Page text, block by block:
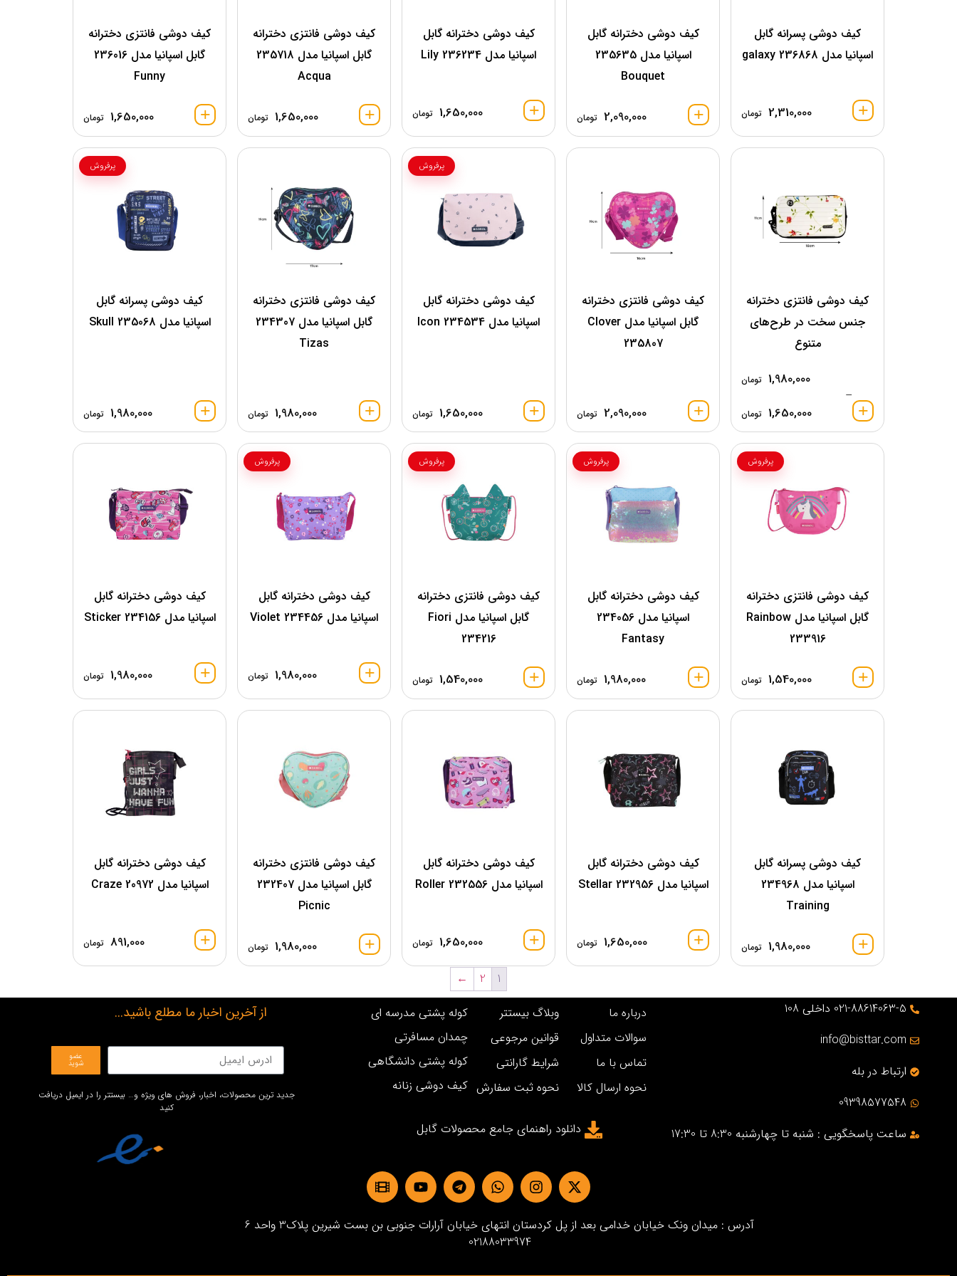
کیف دوشی پسرانه گابل
اسپانیا مدل 236868 galaxy
2,310,000 تومان
کیف دوشی دخترانه گابل
اسپانیا مدل 235635
Bouquet
2,090,000 تومان
کیف دوشی دخترانه گابل
اسپانیا مدل 236234 Lily
1,650,000 تومان
کیف دوشی فانتزی دخترانه
گابل اسپانیا مدل 235718
Acqua
1,650,000 تومان
کیف دوشی فانتزی دخترانه
گابل اسپانیا مدل 236016
Funny
1,650,000 تومان
کیف دوشی فانتزی دخترانه
جنس سخت در طرح‌های
متنوع
1,980,000 تومان
–
1,650,000 تومان
کیف دوشی فانتزی دخترانه
گابل اسپانیا مدل Clover
235807
2,090,000 تومان
کیف دوشی دخترانه گابل
اسپانیا مدل 234534 Icon
1,650,000 تومان
پرفروش
کیف دوشی فانتزی دخترانه
گابل اسپانیا مدل 234307
Tizas
1,980,000 تومان
کیف دوشی پسرانه گابل
اسپانیا مدل Skull 235068
1,980,000 تومان
پرفروش
کیف دوشی فانتزی دخترانه
گابل اسپانیا مدل Rainbow
233916
1,540,000 تومان
پرفروش
کیف دوشی دخترانه گابل
اسپانیا مدل 234056
Fantasy
1,980,000 تومان
پرفروش
کیف دوشی فانتزی دخترانه
گابل اسپانیا مدل Fiori
234216
1,540,000 تومان
پرفروش
کیف دوشی دخترانه گابل
اسپانیا مدل Violet 234456
1,980,000 تومان
پرفروش
کیف دوشی دخترانه گابل
اسپانیا مدل 234156 Sticker
1,980,000 تومان
کیف دوشی پسرانه گابل
اسپانیا مدل 234968
Training
1,980,000 تومان
کیف دوشی دخترانه گابل
اسپانیا مدل 232956 Stellar
1,650,000 تومان
کیف دوشی دخترانه گابل
اسپانیا مدل Roller 232556
1,650,000 تومان
کیف دوشی فانتزی دخترانه
گابل اسپانیا مدل 232407
Picnic
1,980,000 تومان
کیف دوشی دخترانه گابل
اسپانیا مدل 20972 Craze
891,000 تومان
1
2
←
021-88614063-5 داخلی 108
info@bisttar.com
ارتباط در بله
09398577548
ساعت پاسخگویی : شنبه تا چهارشنبه 8:30 تا 17:30
درباره ما
سوالات متداول
تماس با ما
نحوه ارسال کالا
وبلاگ بیستتر
قوانین مرجوعی
شرایط گارانتی
نحوه ثبت سفارش
کوله پشتی مدرسه ای
چمدان مسافرتی
کوله پشتی دانشگاهی
کیف دوشی زنانه
دانلود راهنمای جامع محصولات گابل
از آخرین اخبار ما مطلع باشید...
عضو
شوید
جدید ترین محصولات، اخبار، فروش های ویژه و… بیستتر را در ایمیل دریافت
کنید
آدرس : میدان ونک خیابان خدامی بعد از پل کردستان انتهای خیابان آرارات جنوبی بن بست شیرین پلاک3 واحد 6
02188033974